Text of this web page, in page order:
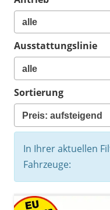
Ausstattungslinie
Sortierung
In Ihrer aktuellen
Fahrzeuge: